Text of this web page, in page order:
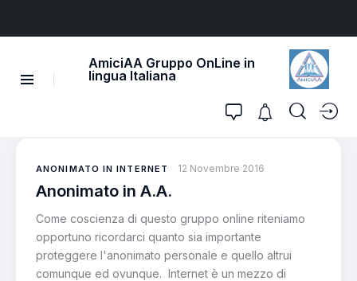
AmiciAA Gruppo OnLine in
lingua Italiana
ANONIMATO IN INTERNET 12 Novembre 2016
Anonimato in A.A.
Come coscienza di questo gruppo online riteniamo
opportuno ricordarci quanto sia importante
proteggere l'anonimato personale e quello altrui
comunque ed ovunque. Internet è un mezzo di